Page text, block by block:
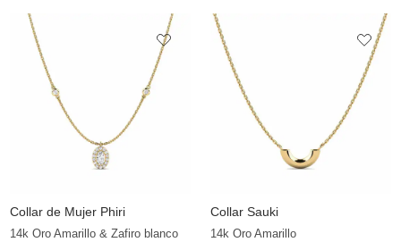
Collar de Mujer Phiri
14k Oro Amarillo & Zafiro blanco
Collar Sauki
14k Oro Amarillo